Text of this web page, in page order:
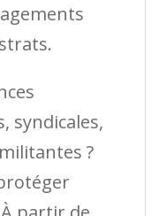
syndicales,
?